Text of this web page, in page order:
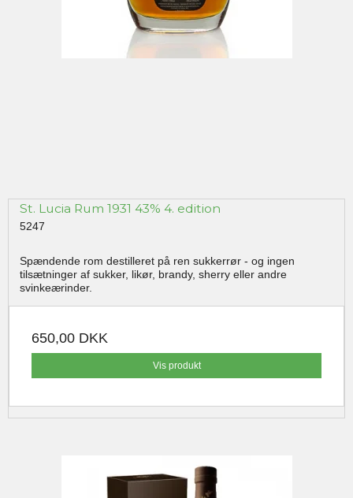
St. Lucia Rum 1931 43% 4. edition
5247
Spændende rom destilleret på ren sukkerrør - og ingen
tilsætninger af sukker, likør, brandy, sherry eller andre
svinkeærinder.
650,00 DKK
Vis produkt